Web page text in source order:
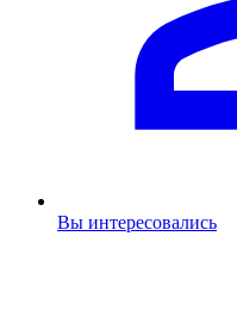
Вы интересовались